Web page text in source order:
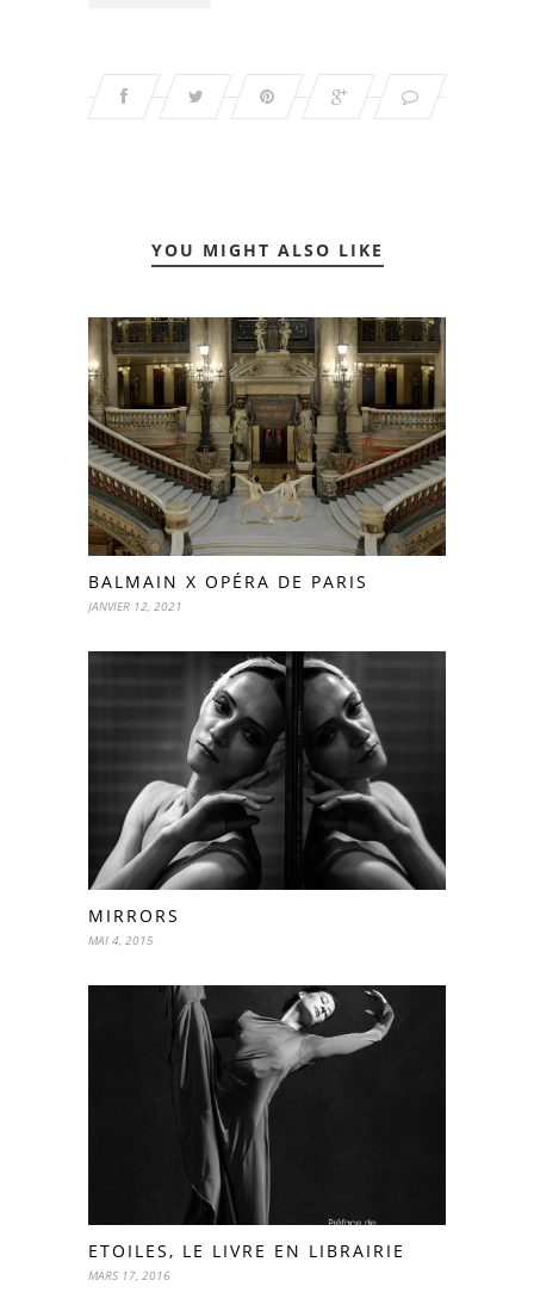
YOU MIGHT ALSO LIKE
BALMAIN X OPÉRA DE PARIS
JANVIER 12, 2021
MIRRORS
MAI 4, 2015
ETOILES, LE LIVRE EN LIBRAIRIE
MARS 17, 2016